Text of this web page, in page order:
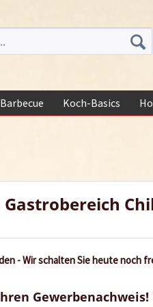
Koch-Basics
- Wir schalten Sie heute noch
Gewerbenachweis!